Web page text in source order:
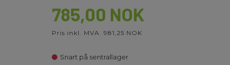
785,00 NOK
Pris inkl. MVA. 981,25 NOK
Snart på sentrallager